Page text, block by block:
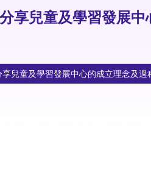
享兒童及學習發展
兒童及學習發展中心的成立理念及過